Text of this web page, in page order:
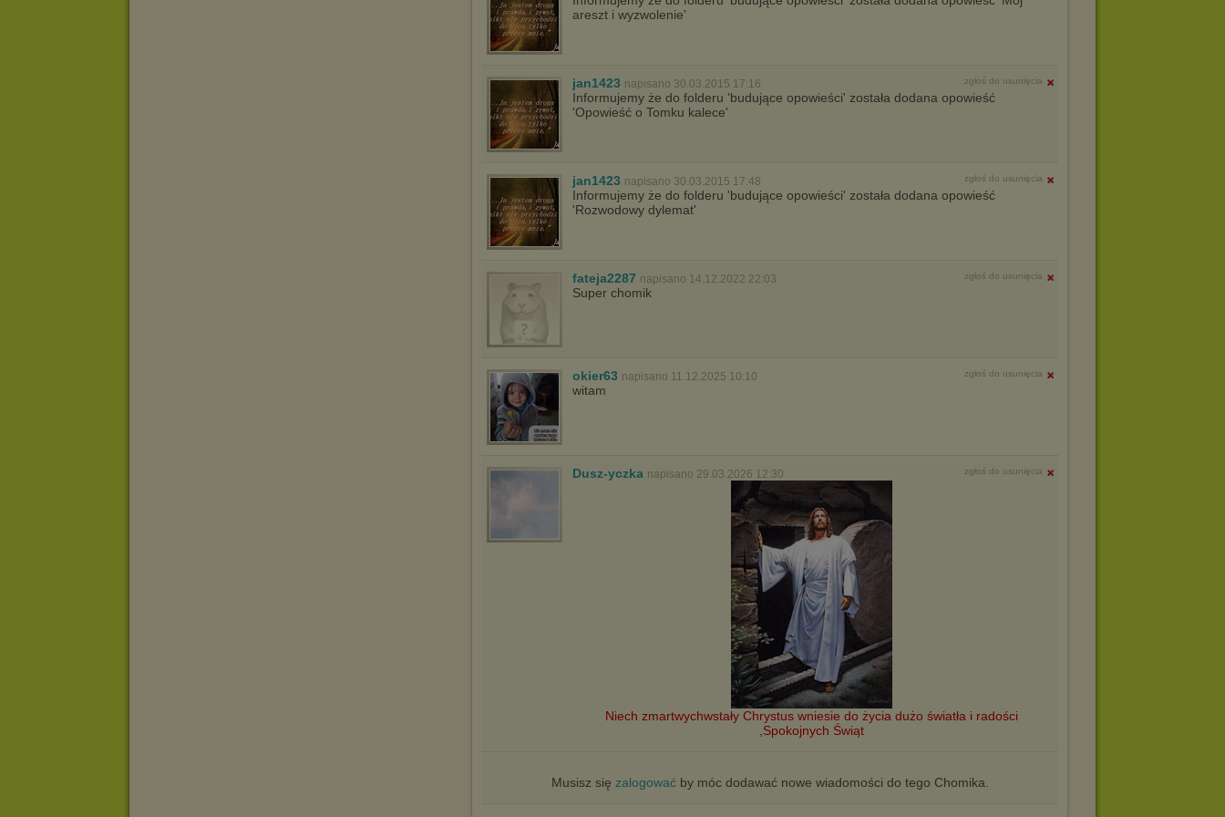
areszt i wyzwolenie'
jan1423 napisano 30.03.2015 17:16 zgłoś do usunięcia
Informujemy że do folderu 'budujące opowieści' została dodana opowieść
'Opowieść o Tomku kalece'
jan1423 napisano 30.03.2015 17:48 zgłoś do usunięcia
Informujemy że do folderu 'budujące opowieści' została dodana opowieść
'Rozwodowy dylemat'
fateja2287 napisano 14.12.2022 22:03 zgłoś do usunięcia
Super chomik
okier63 napisano 11.12.2025 10:10 zgłoś do usunięcia
witam
Dusz-yczka napisano 29.03.2026 12:30 zgłoś do usunięcia
Niech zmartwychwstały Chrystus wniesie do życia dużo światła i radości
,Spokojnych Świąt
Musisz się zalogowaćby móc dodawać nowe wiadomości do tego Chomika.